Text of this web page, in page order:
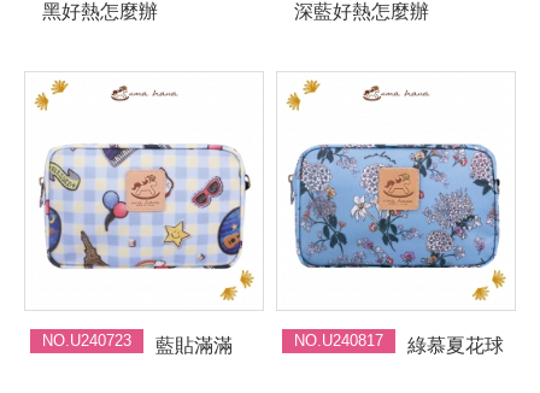
黑好熱怎麼辦 深藍好熱怎麼辦
NO.U240723 藍貼滿滿 NO.U240817 綠慕夏花球